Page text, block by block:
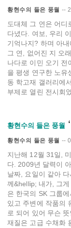
황현수의 들은 풍월 --
도대체 그 연은 어디
다녔다. 여보, 우리
기억나지? 하며 아
그 연, 없어진 지 오
나다로 이민 오기 전
을 평생 연구한 노유
동 학고재 갤러리에
부제로 열린 전시회
황현수의 들은 풍월
황현수의 들은 풍월 --
지난해 12월 31일,
다. 2009년 달력이
날짜, 요일이 같아
께&hellip; 내가, 그
은 한국의 SK 그룹
있고 주변에 작품의
로 되어 있어 무슨
재질은 고급 수채화